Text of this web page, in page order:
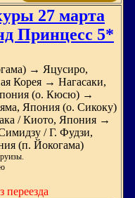
27 марта
Принцесс 5*
→ Яцусиро,
Корея → Нагасаки,
(о. Кюсю) →
Япония (о. Сикоку)
/ Киото, Япония →
/ Г. Фудзи,
(п. Йокогама)
переезда